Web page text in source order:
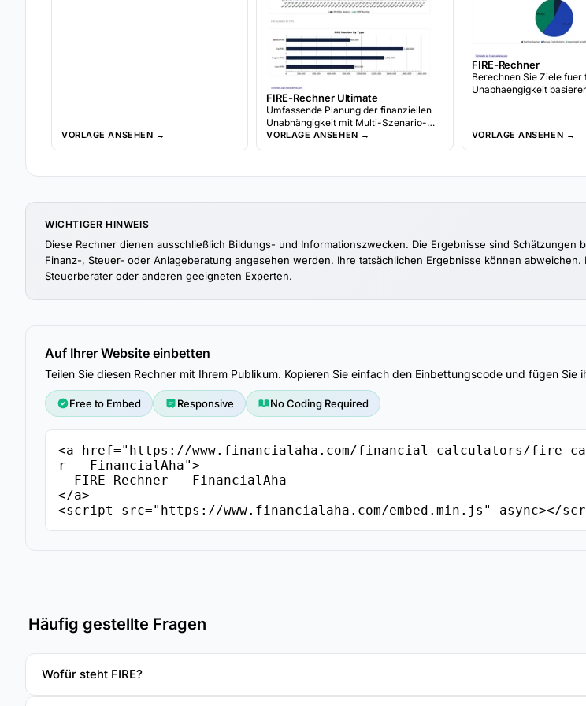
VORLAGE ANSEHEN →
FIRE-Rechner Ultimate
Umfassende Planung der finanziellen
Unabhängigkeit mit Multi-Szenario-
FIRE-Zielen, Coast-FIRE-Analyse,
Entnahmeraten-Modellierung und
VORLAGE ANSEHEN →
FIRE-Rechner
Berechnen Sie Ziele fuer
Unabhaengigkeit
koennten.
VORLAGE ANSEHEN →
WICHTIGER HINWEIS
Diese Rechner dienen ausschließlich Bildungs- und Informationszwecken. Die Ergebnisse sind
Finanz-, Steuer- oder Anlageberatung angesehen werden. Ihre tatsächlichen Ergebnisse können
Steuerberater oder anderen geeigneten Experten.
Auf Ihrer Website einbetten
Teilen Sie diesen Rechner mit Ihrem Publikum. Kopieren Sie einfach den Einbettungscode und fügen
Free to Embed Responsive No Coding Required
<a href="https://www.financialaha.com/financial-calculators/fire-
r - FinancialAha">
</a>
<script src="https://www.financialaha.com/embed.min.js" async></
Häufig gestellte Fragen
Wofür steht FIRE?